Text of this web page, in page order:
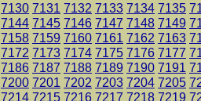
7130 7131 7132 7133 7134 7135
7144 7145 7146 7147 7148 7149
7158 7159 7160 7161 7162 7163
7172 7173 7174 7175 7176 7177
7186 7187 7188 7189 7190 7191
7200 7201 7202 7203 7204 7205
7214 7215 7216 7217 7218 7219